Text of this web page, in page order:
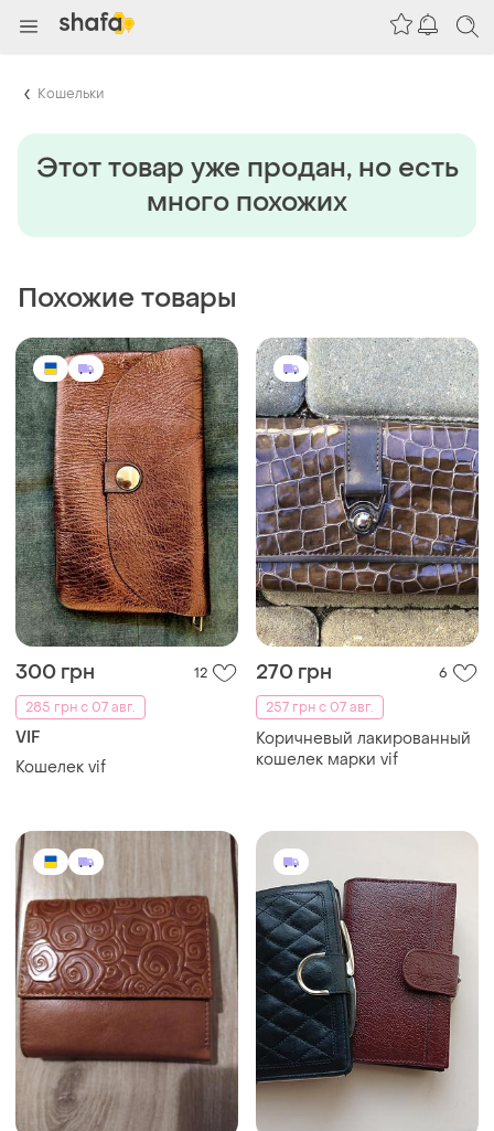
Кошельки
Этот товар уже продан, но есть
много похожих
Похожие товары
300 грн
12
285 грн с 07 авг.
VIF
Кошелек vif
270 грн
6
257 грн с 07 авг.
Коричневый лакированный
кошелек марки vif